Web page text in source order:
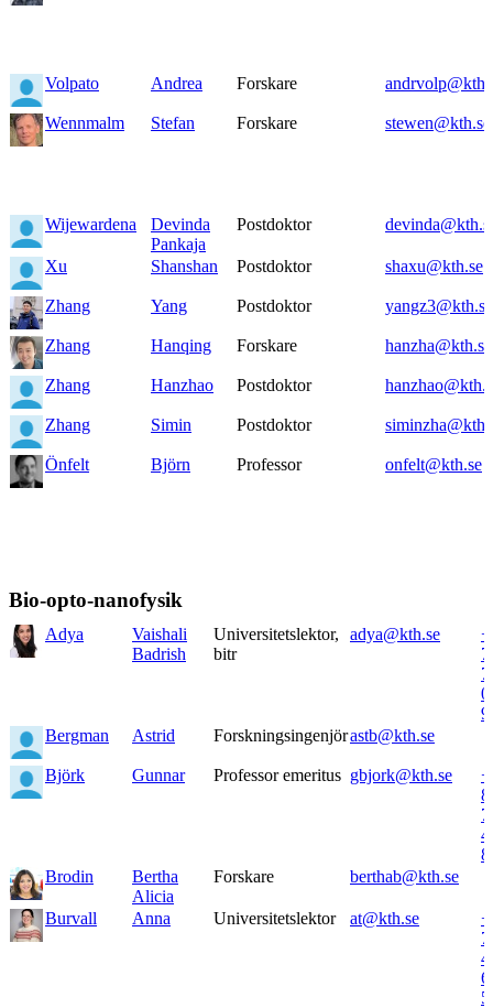
Volpato Andrea Forskare
Wennmalm Stefan Forskare stewen@kth.se
Wijewardena
Devinda
Pankaja
Postdoktor
Xu Shanshan Postdoktor shaxu@kth.se
Zhang Yang Postdoktor yangz3@kth.se
Zhang Hanqing Forskare hanzha@kth.se
Zhang Hanzhao Postdoktor
Zhang Simin Postdoktor
Önfelt Björn Professor onfelt@kth.se
Bio-opto-nanofysik
Adya
Vaishali
Badrish
Universitetslektor,
bitr
adya@kth.se
Bergman
Astrid Forskningsingenjörastb@kth.se
Björk Gunnar Professor emeritus gbjork@kth.se
8
Brodin
Bertha
Alicia
Forskare berthab@kth.se
Burvall Anna Universitetslektor at@kth.se